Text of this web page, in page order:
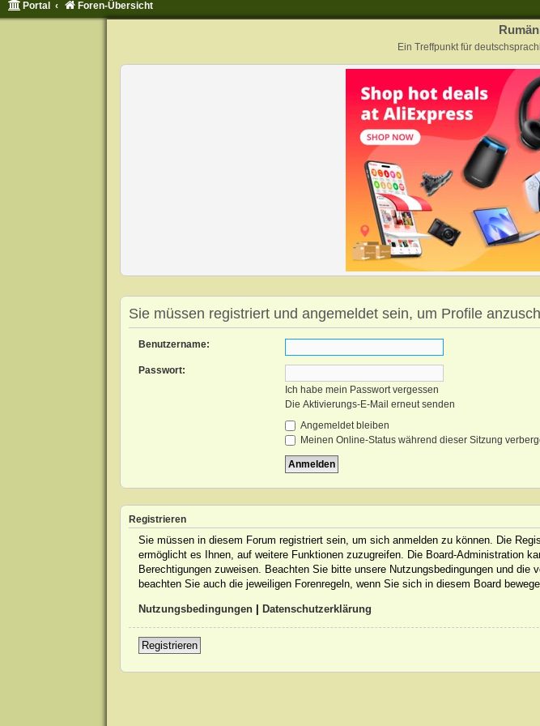
Portal Foren-Übersicht
Ein Treffpunkt für
Sie müssen registriert und angemeldet sein, um Profile
Benutzername:
Passwort:
Ich habe mein Passwort vergessen
Die Aktivierungs-E-Mail erneut senden
Angemeldet bleiben
Meinen Online-Status während dieser Sitzung
Registrieren
Sie müssen in diesem Forum registriert sein, um sich anmelden zu können. Die
ermöglicht es Ihnen, auf weitere Funktionen zuzugreifen. Die Board-Administration
Berechtigungen zuweisen. Beachten Sie bitte unsere Nutzungsbedingungen und die
beachten Sie auch die jeweiligen Forenregeln, wenn Sie sich in diesem Board
Nutzungsbedingungen| Datenschutzerklärung
Registrieren